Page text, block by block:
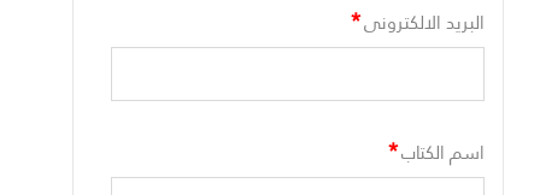
البريد الالكترونى*
اسم الكتاب*